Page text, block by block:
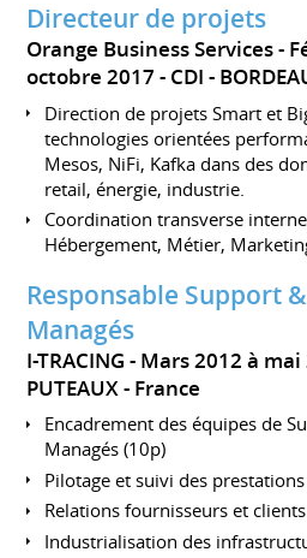
Directeur de projets
Orange Business Services
octobre 2017 CDI
Direction de projets Smart et
technologies orientées
Mesos, NiFi, Kafka dans des
retail, énergie, industrie.
Coordination transverse
Hébergement, Métier,
Responsable Support
Managés
I-TRACING Mars 2012 à
PUTEAUX
France
Encadrement des équipes de
Managés (10p)
Pilotage et suivi des
Relations fournisseurs et clients
Industrialisation des